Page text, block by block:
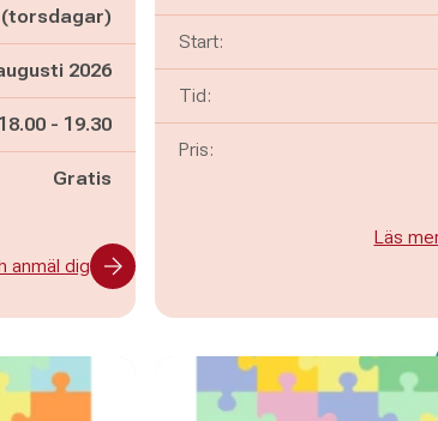
(torsdagar)
2026
Pågår mellan
18.00 - och
19.30
Gratis
anmäl dig
Start:
Tid:
Pris:
Läs